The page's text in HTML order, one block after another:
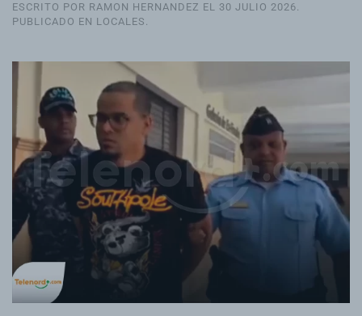
ESCRITO POR RAMON HERNANDEZ EL 30 JULIO 2026.
PUBLICADO EN LOCALES .